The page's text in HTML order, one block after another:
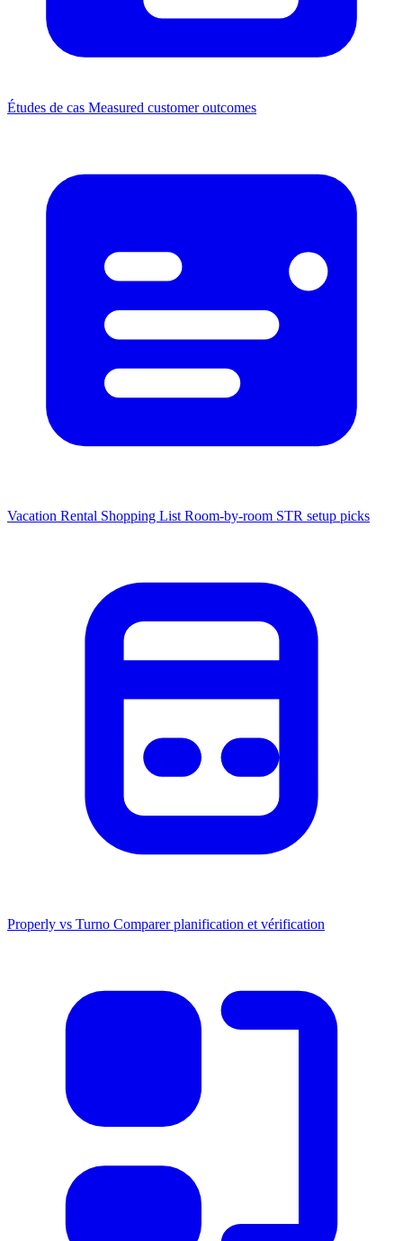
Études de cas Measured customer outcomes
Vacation Rental Shopping List Room-by-room STR setup picks
Properly vs Turno Comparer planification et vérification